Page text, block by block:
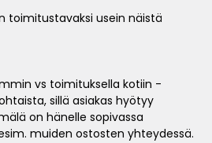
toimitustavaksi usein näistä
vs toimituksella kotiin -
sillä asiakas hyötyy
on hänelle sopivassa
muiden ostosten yhteydessä.